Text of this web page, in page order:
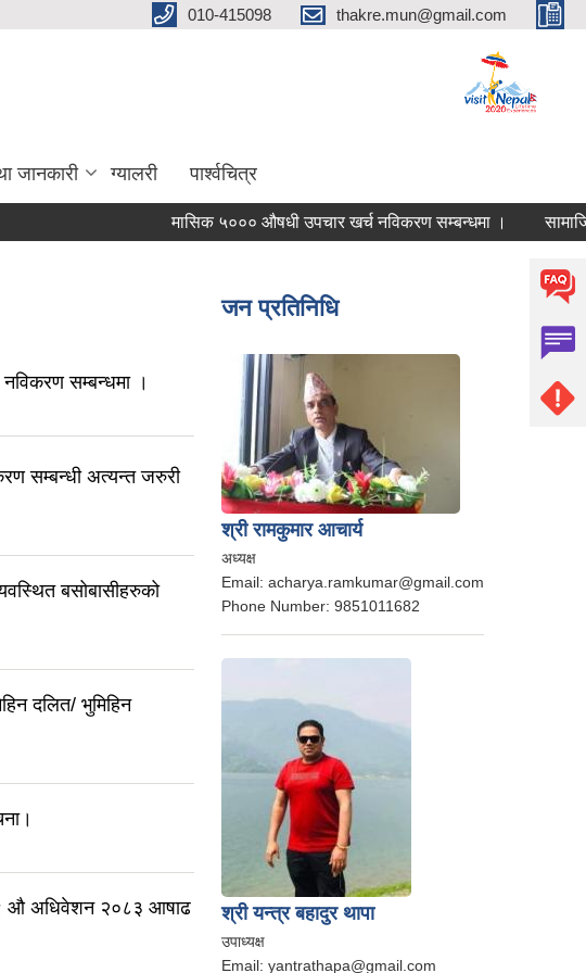
010-415098 thakre.mun@gmail.com
जानकारी ग्यालरी पार्श्वचित्र
मासिक ५००० औषधी उपचार खर्च नविकरण सम्बन्धमा । सामाजिक
सम्बन्धमा ।
सम्बन्धी अत्यन्त जरुरी
बसोबासीहरुको
दलित/ भुमिहिन
औ अधिवेशन २०८३ आषाढ
जन प्रतिनिधि
श्री रामकुमार आचार्य
अध्यक्ष
Email: acharya.ramkumar@gmail.com
Phone Number: 9851011682
श्री यन्त्र बहादुर थापा
उपाध्यक्ष
Email: yantrathapa@gmail.com